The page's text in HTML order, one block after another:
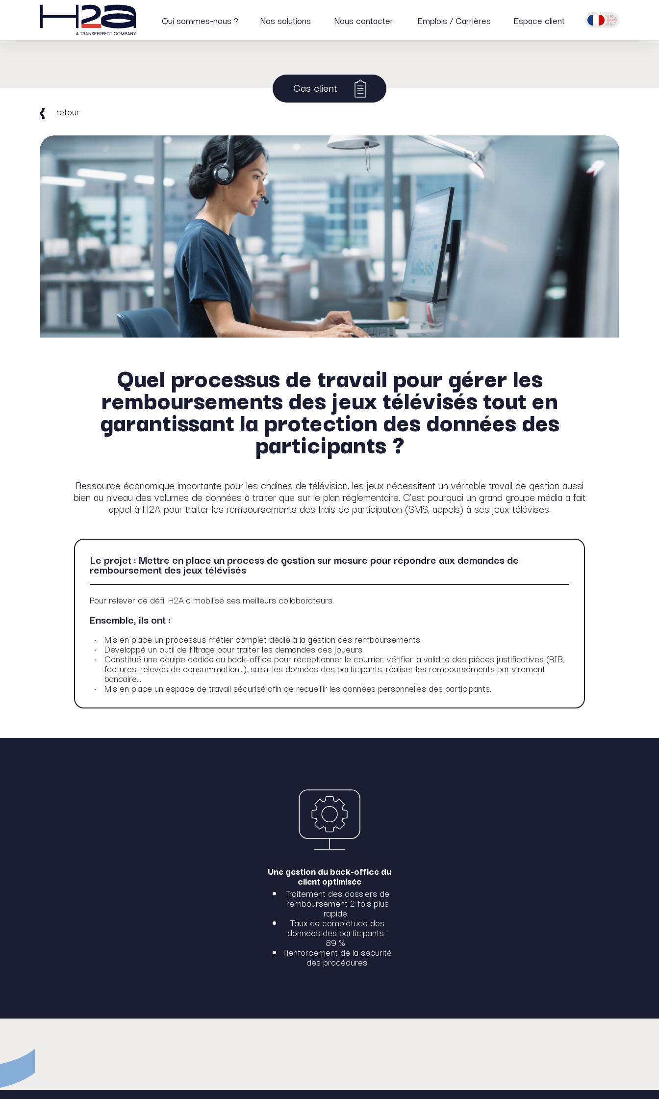
Qui sommes-nous ? Nos solutions Nous contacter Emplois / Carrières Espace client
Cas client
retour
Quel processus de travail pour gérer les
remboursements des jeux télévisés tout en
garantissant la protection des données des
participants ?
Ressource économique importante pour les chaînes de télévision, les jeux nécessitent un véritable travail de gestion aussi
bien au niveau des volumes de données à traiter que sur le plan réglementaire. C’est pourquoi un grand groupe média a fait
appel à H2A pour traiter les remboursements des frais de participation (SMS, appels) à ses jeux télévisés.
Le projet : Mettre en place un process de gestion sur mesure pour répondre aux demandes de
remboursement des jeux télévisés
Pour relever ce défi, H2A a mobilisé ses meilleurs collaborateurs.
Ensemble, ils ont :
Mis en place un processus métier complet dédié à la gestion des remboursements.
Développé un outil de filtrage pour traiter les demandes des joueurs.
Constitué une équipe dédiée au back-office pour réceptionner le courrier, vérifier la validité des pièces justificatives (RIB,
factures, relevés de consommation...), saisir les données des participants, réaliser les remboursements par virement
bancaire...​
Mis en place un espace de travail sécurisé afin de recueillir les données personnelles des participants.
Une gestion du back-office du
client​ optimisée
Traitement des dossiers de
remboursement 2 fois plus
rapide.
Taux de complétude des
données des participants :
89 %.
Renforcement de la sécurité
des procédures.